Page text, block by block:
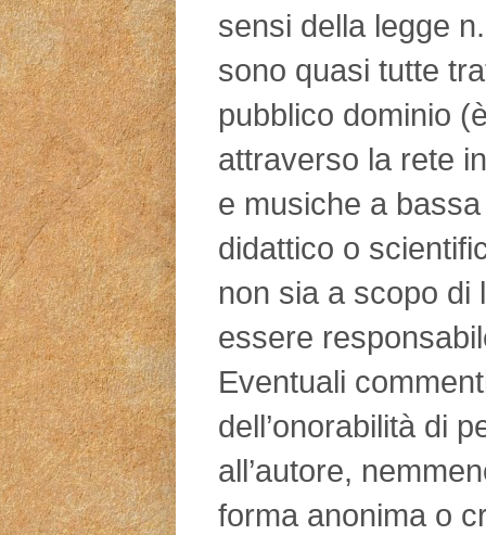
sensi della legge
sono quasi tutte
pubblico dominio
attraverso la rete
e musiche a
didattico o
non sia a scopo di
essere
Eventuali
dell’onorabilità di
all’autore,
forma anonima o